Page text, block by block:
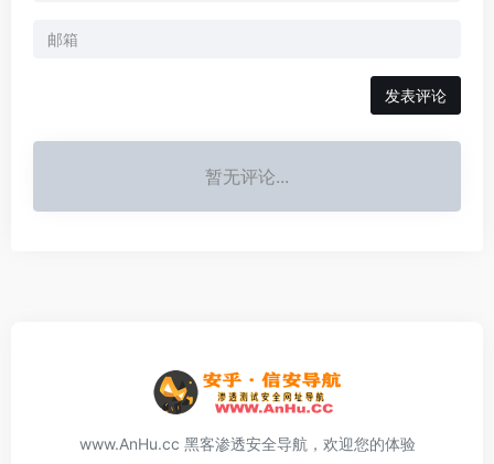
发表评论
暂无评论...
www.AnHu.cc 黑客渗透安全导航，欢迎您的体验